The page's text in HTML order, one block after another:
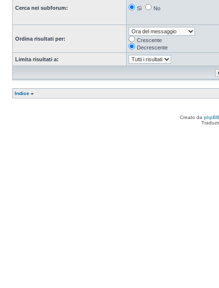
Cerca nei subforum: Sì No
Ordina risultati per:
Crescente
Decrescente
Limita risultati a:
Indice »
Creato da phpBB